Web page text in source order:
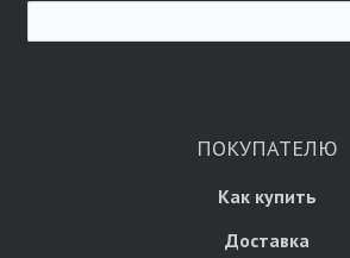
ПОКУПАТЕЛЮ
Как купить
Доставка